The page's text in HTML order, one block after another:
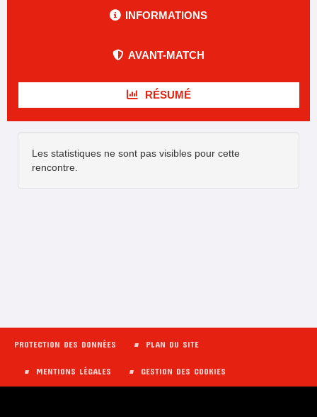
INFORMATIONS
AVANT-MATCH
RÉSUMÉ
Les statistiques ne sont pas visibles pour cette
rencontre.
PROTECTION DES DONNÉES PLAN DU SITE
MENTIONS LÉGALES GESTION DES COOKIES